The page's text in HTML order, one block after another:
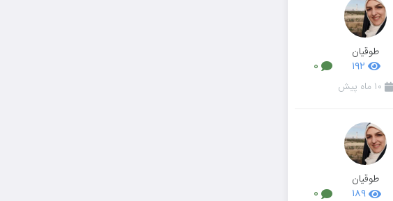
طوقیان
۱۹۲ ۰
۱۰ ماه پیش
طوقیان
۱۸۹ ۰